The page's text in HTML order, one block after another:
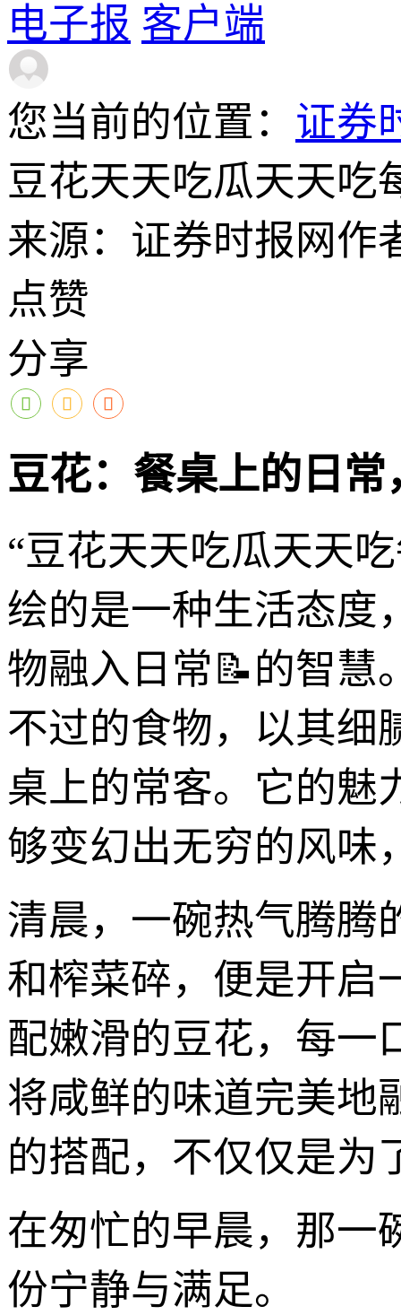
电子报 客户端
您当前的位置： 证券
豆花天天吃瓜天天吃
来源：证券时报网作
点赞
分享
豆花：餐桌上的日
“豆花天天吃瓜天天
绘的是一种生活态度
物融入日常📝的智慧
不过的食物，以其细
桌上的常客。它的魅
够变幻出无穷的风味
清晨，一碗热气腾腾
和榨菜碎，便是开启
配嫩滑的豆花，每一
将咸鲜的味道完美地
的搭配，不仅仅是为
在匆忙的早晨，那一
份宁静与满足。